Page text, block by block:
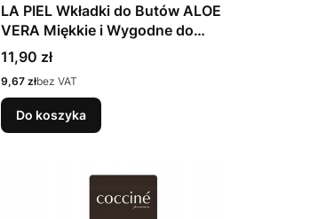
LA PIEL Wkładki do Butów ALOE
VERA Miękkie i Wygodne do
wycinania (36 - 46)
Cena
11,90 zł
Cena
9,67 złbez VAT
Do koszyka